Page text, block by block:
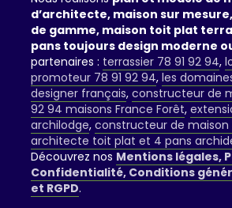
d’architecte, maison sur
de gamme, maison toit plat
pans toujours design moderne
partenaires : terrassier 78 91 92 94,
promoteur 78 91 92 94, les
designer français, constructeur de
92 94 maisons France Forêt,
archilodge, constructeur de maison
architecte toit plat et 4 pans
Découvrez nos Mentions légales,
Confidentialité, Conditions
et RGPD.